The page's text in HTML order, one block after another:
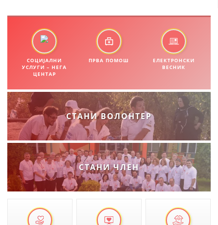
ЗНАЧЕЊЕ НА СЛУЖБАТА ЗА БАРАЊЕ
ФОРМУЛАРИ ЗА БАРАЊА
ЗДРАВСТВЕНО ПРЕВЕНТИВНА ДЕЈНОСТ
КРВОДАРИТЕЛСТВО
ИНФОРМАЦИИ ЗА БОЛЕСТИ
МЕНАЏМЕНТ НА ВОЛОНТЕРИ
ЗА НАС
ДЕЈСТВУВАЊЕ
СОЦИЈАЛНИ
УСЛУГИ – НЕГА
ЦЕНТАР
ПРВА ПОМОШ
ЕЛЕКТРОНСКИ
ВЕСНИК
СТАНИ ВОЛОНТЕР
СТАНИ ЧЛЕН